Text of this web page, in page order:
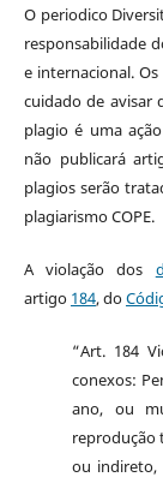
O periodico
responsabilidade
e internacional.
cuidado de avisar
plagio é uma
não publicará
plagios serão
plagiarismo COPE.
A violação dos
artigo 184, do
“Art. 184
conexos:
ano, ou
reprodução
ou indireto,